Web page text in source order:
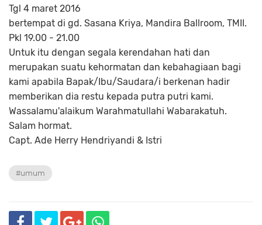
Tgl 4 maret 2016
bertempat di gd. Sasana Kriya, Mandira Ballroom, TMII.
Pkl 19.00 - 21.00
Untuk itu dengan segala kerendahan hati dan
merupakan suatu kehormatan dan kebahagiaan bagi
kami apabila Bapak/Ibu/Saudara/i berkenan hadir
memberikan dia restu kepada putra putri kami.
Wassalamu'alaikum Warahmatullahi Wabarakatuh.
Salam hormat.
Capt. Ade Herry Hendriyandi & Istri
#umum